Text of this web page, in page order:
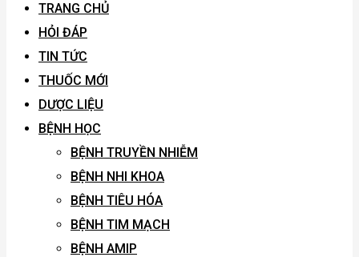
TRANG CHỦ
HỎI ĐÁP
TIN TỨC
THUỐC MỚI
DƯỢC LIỆU
BỆNH HỌC
BỆNH TRUYỀN NHIỄM
BỆNH NHI KHOA
BỆNH TIÊU HÓA
BỆNH TIM MẠCH
BỆNH AMIP